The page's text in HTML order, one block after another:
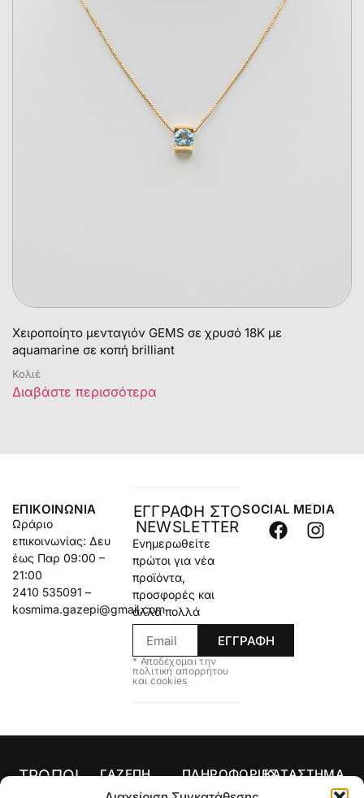
Χειροποίητο μενταγιόν GEMS σε χρυσό 18Κ με
aquamarine σε κοπή brilliant
Κολιέ
Διαβάστε περισσότερα
ΕΠΙΚΟΙΝΩΝΊΑ
Ωράριο
επικοινωνίας: Δευ
έως Παρ 09:00 –
21:00
2410 535091 –
kosmima.gazepi@gmail.com
ΕΓΓΡΑΦΗ ΣΤΟ
NEWSLETTER
Ενημερωθείτε
πρώτοι για νέα
προϊόντα,
προσφορές και
άλλα πολλά
ΕΓΓΡΑΦΗ
* Αποδέχομαι την
πολιτική απορρήτου
και cookies
SOCIAL MEDIA
ΤΡΟΠΟΙ
ΠΛΗΡΩΜΗΣ
ΓΑΖΕΠΗ
Αρχική
ΠΛΗΡΟΦΟΡΙΕΣ
Όροι Χρήσης
ΚΑΤΑΣΤΗΜΑ